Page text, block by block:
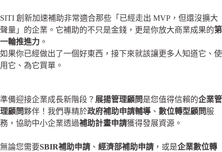
SITI 創新加速補助非常適合那些「已經走出 MVP，但還沒擴大
聲量」的企業。它補助的不只是金錢，更是你放大商業成果的第
一輪推進力 。
如果你已經做出了一個好東西，接下來就該讓更多人知道它、使
用它、為它買單。
準備迎接企業成長新階段？ 展揚管理顧問是您值得信賴的企業管
理顧問夥伴！我們專精於政府補助申請輔導 、 數位轉型顧問服
務，協助中小企業透過補助計畫申請獲得發展資源。
無論您需要SBIR補助申請 、 經濟部補助申請 ，或是企業數位轉